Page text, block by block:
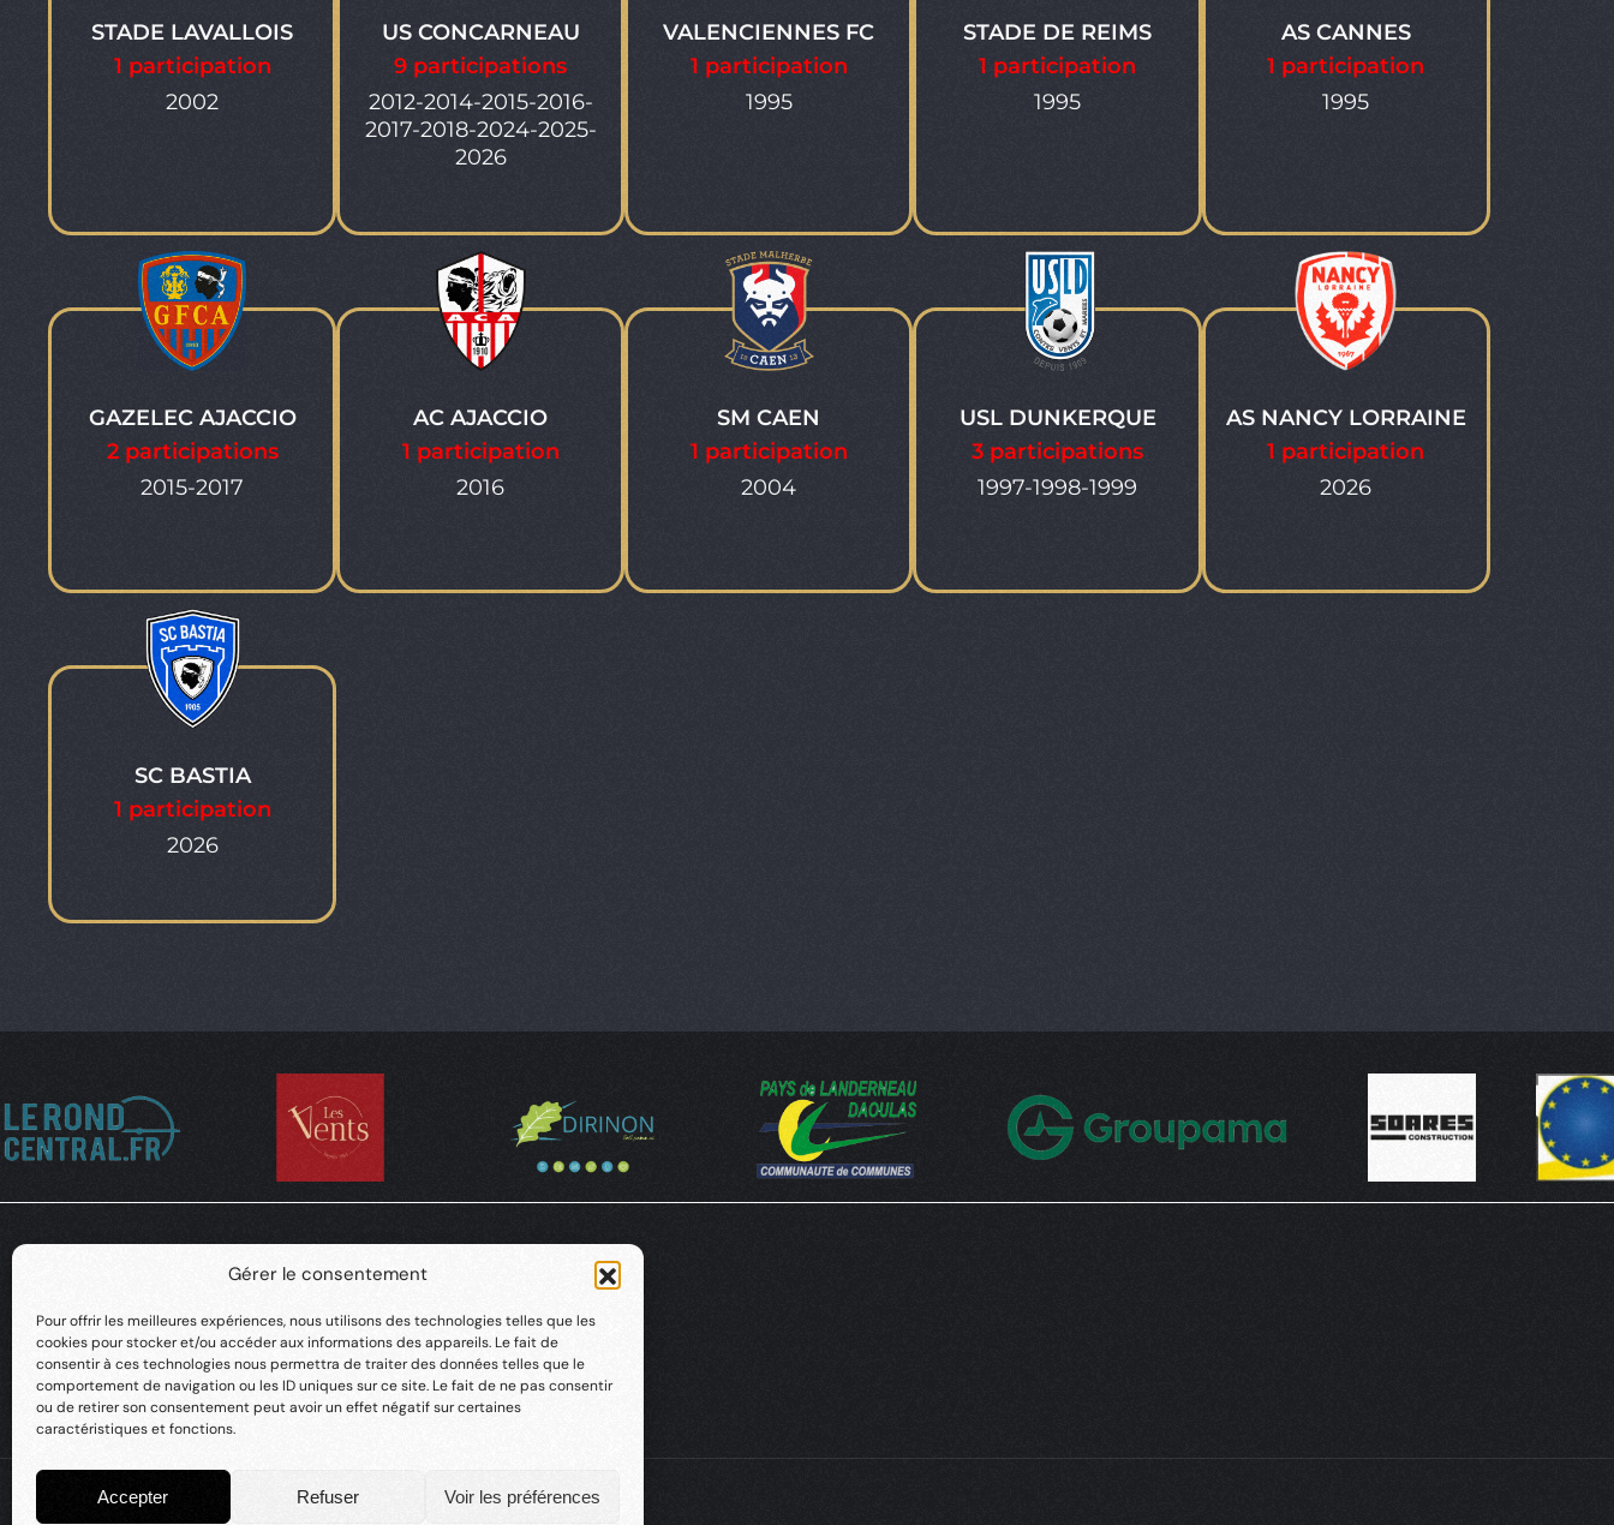
Gérer le consentement
Pour offrir les meilleures expériences, nous utilisons des technologies telles que les
cookies pour stocker et/ou accéder aux informations des appareils. Le fait de
consentir à ces technologies nous permettra de traiter des données telles que le
comportement de navigation ou les ID uniques sur ce site. Le fait de ne pas consentir
ou de retirer son consentement peut avoir un effet négatif sur certaines
caractéristiques et fonctions.
Accepter Refuser Voir les préférences
STADE LAVALLOIS
1 participation
2002
US CONCARNEAU
9 participations
2012-2014-2015-2016-
2017-2018-2024-2025-
2026
VALENCIENNES FC
1 participation
1995
STADE DE REIMS
1 participation
1995
AS CANNES
1 participation
1995
GAZELEC AJACCIO
2 participations
2015-2017
AC AJACCIO
1 participation
2016
SM CAEN
1 participation
2004
USL DUNKERQUE
3 participations
1997-1998-1999
AS NANCY LORRAINE
1 participation
2026
SC BASTIA
1 participation
2026